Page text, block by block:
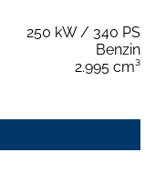
250 kW / 340 PS
Benzin
2.995 cm³